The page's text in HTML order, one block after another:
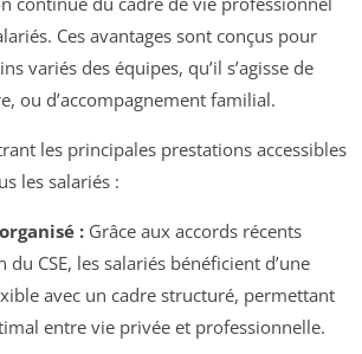
Ces avantages sont conçus pour
variés des équipes, qu’il s’agisse de
ou d’accompagnement familial.
les principales prestations accessibles
les salariés :
:Grâce aux accords récents
du CSE, les salariés bénéficient d’une
avec un cadre structuré, permettant
entre vie privée et professionnelle.